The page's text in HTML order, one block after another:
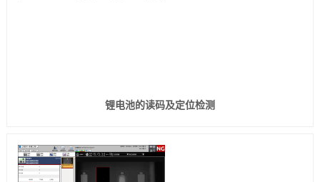
锂电池的读码及定位检测